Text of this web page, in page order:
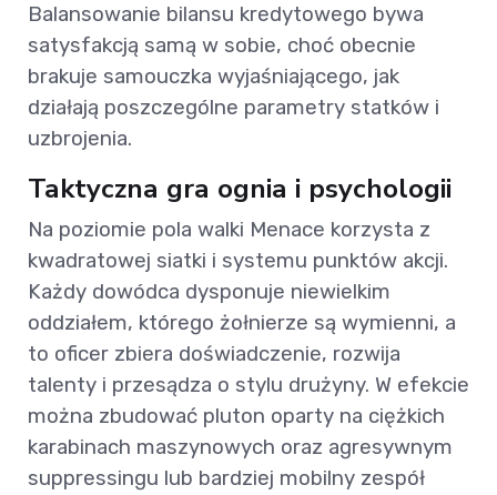
Balansowanie bilansu kredytowego bywa
satysfakcją samą w sobie, choć obecnie
brakuje samouczka wyjaśniającego, jak
działają poszczególne parametry statków i
uzbrojenia.
Taktyczna gra ognia i psychologii
Na poziomie pola walki Menace korzysta z
kwadratowej siatki i systemu punktów akcji.
Każdy dowódca dysponuje niewielkim
oddziałem, którego żołnierze są wymienni, a
to oficer zbiera doświadczenie, rozwija
talenty i przesądza o stylu drużyny. W efekcie
można zbudować pluton oparty na ciężkich
karabinach maszynowych oraz agresywnym
suppressingu lub bardziej mobilny zespół